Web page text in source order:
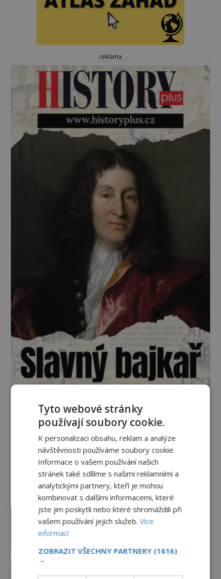
reklama
Vesmír a technologie
Co zachycují tajemné snímky
Marsu? Je na něm přeci jen voda?
Američané v obležení UFO?
Tyto webové stránky
používají soubory cookie.
K personalizaci obsahu, reklam a analýze
návštěvnosti používáme soubory cookie.
Informace o vašem používání našich
stránek také sdílíme s našimi reklamními a
analytickými partnery, kteří je mohou
kombinovat s dalšími informacemi, které
jste jim poskytli nebo které shromáždili při
vašem používání jejich služeb.Více
informací
ZOBRAZIT VŠECHNY PARTNERY (1616)
→